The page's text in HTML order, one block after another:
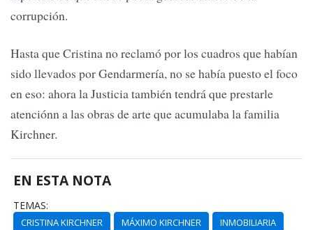
corrupción.
Hasta que Cristina no reclamó por los cuadros que habían
sido llevados por Gendarmería, no se había puesto el foco
en eso: ahora la Justicia también tendrá que prestarle
atenciónn a las obras de arte que acumulaba la familia
Kirchner.
EN ESTA NOTA
TEMAS:
CRISTINA KIRCHNER MÁXIMO KIRCHNER
INMOBILIARIA